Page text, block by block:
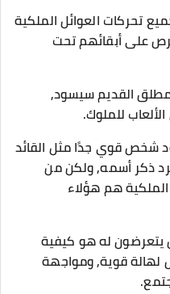
تحركات العوائل الملكية
على أبقائهم تحت
القديم سيسود,
للملوك.
شخص قوي جدًا مثل القائد
ذكر أسمه, ولكن من
هم هؤلاء
يتعرضون له هو كيفية
لهالة قوية, ومواجهة